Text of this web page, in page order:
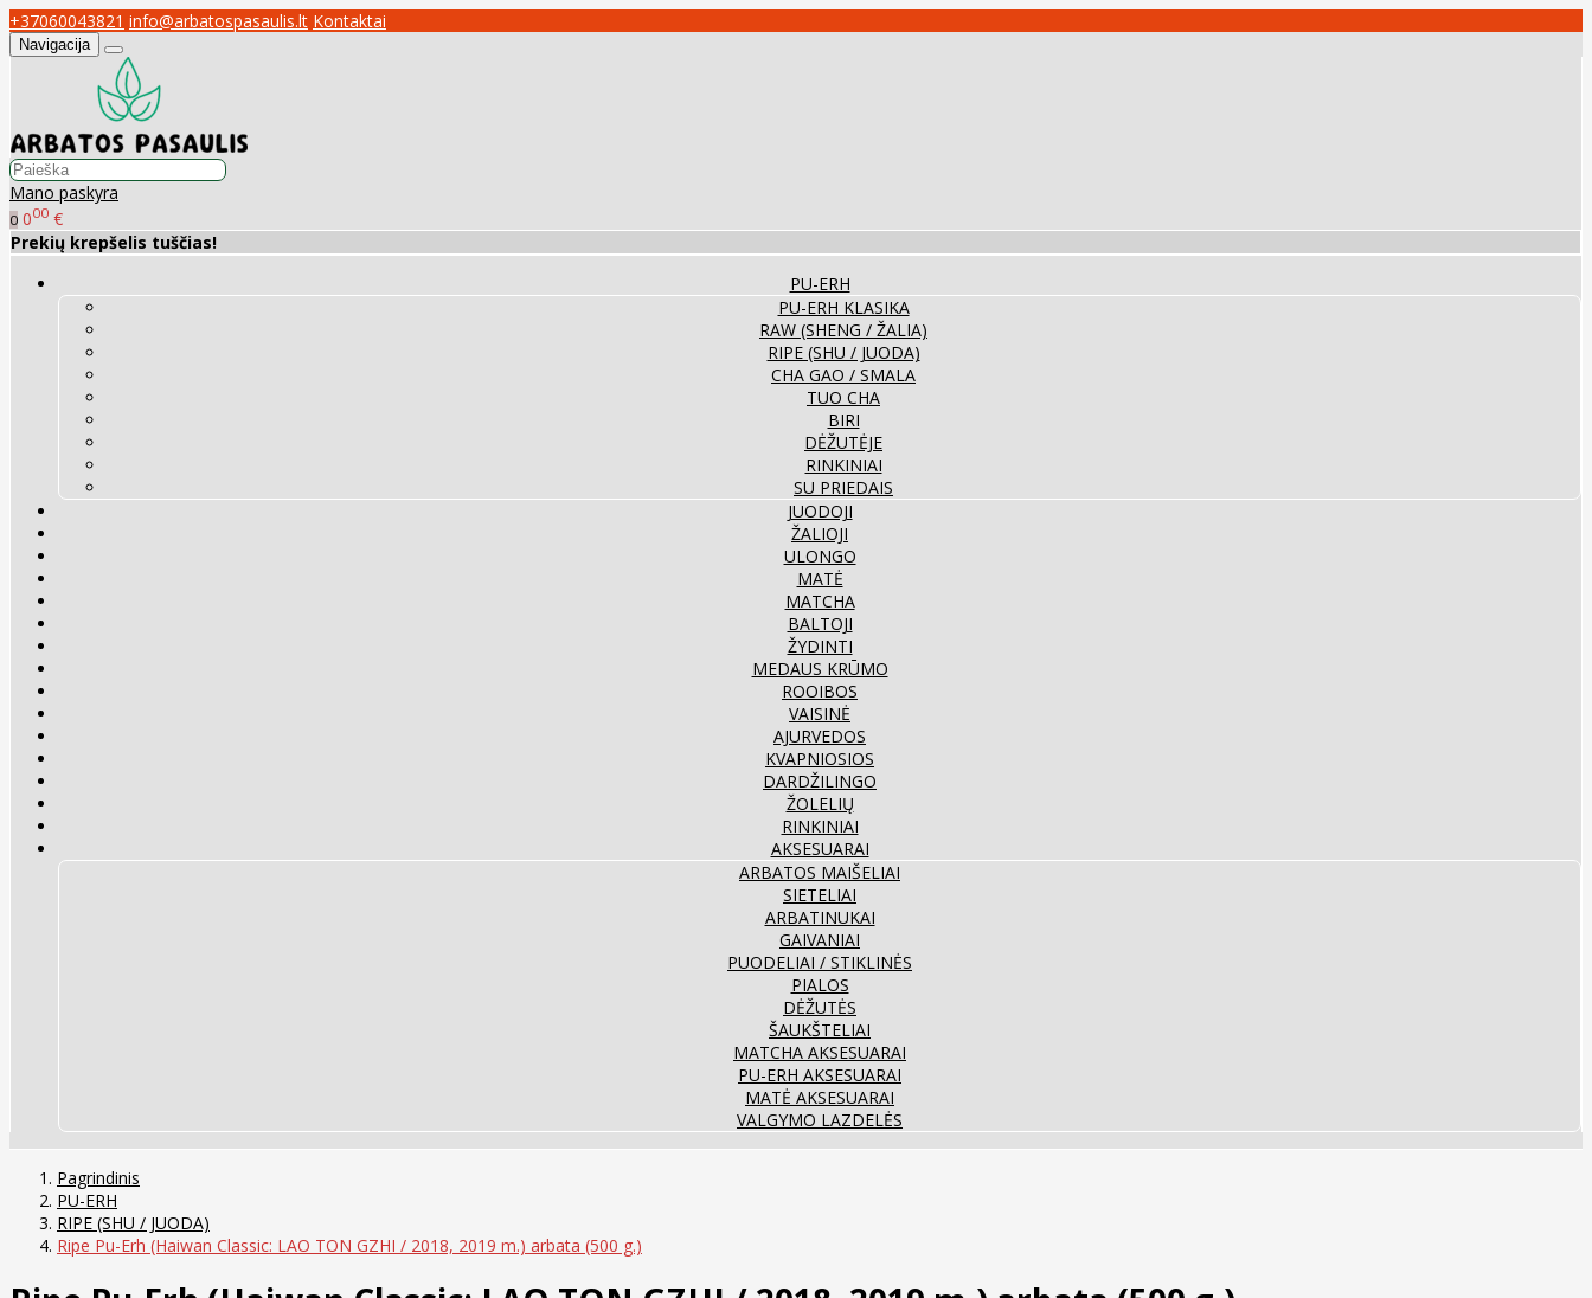
+37060043821 info@arbatospasaulis.lt Kontaktai
Navigacija
Mano paskyra
0 000 €
Prekių krepšelis tuščias!
PU-ERH
PU-ERH KLASIKA
RAW (SHENG / ŽALIA)
RIPE (SHU / JUODA)
CHA GAO / SMALA
TUO CHA
BIRI
DĖŽUTĖJE
RINKINIAI
SU PRIEDAIS
JUODOJI
ŽALIOJI
ULONGO
MATĖ
MATCHA
BALTOJI
ŽYDINTI
MEDAUS KRŪMO
ROOIBOS
VAISINĖ
AJURVEDOS
KVAPNIOSIOS
DARDŽILINGO
ŽOLELIŲ
RINKINIAI
AKSESUARAI
ARBATOS MAIŠELIAI
SIETELIAI
ARBATINUKAI
GAIVANIAI
PUODELIAI / STIKLINĖS
PIALOS
DĖŽUTĖS
ŠAUKŠTELIAI
MATCHA AKSESUARAI
PU-ERH AKSESUARAI
MATĖ AKSESUARAI
VALGYMO LAZDELĖS
Pagrindinis
PU-ERH
RIPE (SHU / JUODA)
Ripe Pu-Erh (Haiwan Classic: LAO TON GZHI / 2018, 2019 m.) arbata (500 g.)